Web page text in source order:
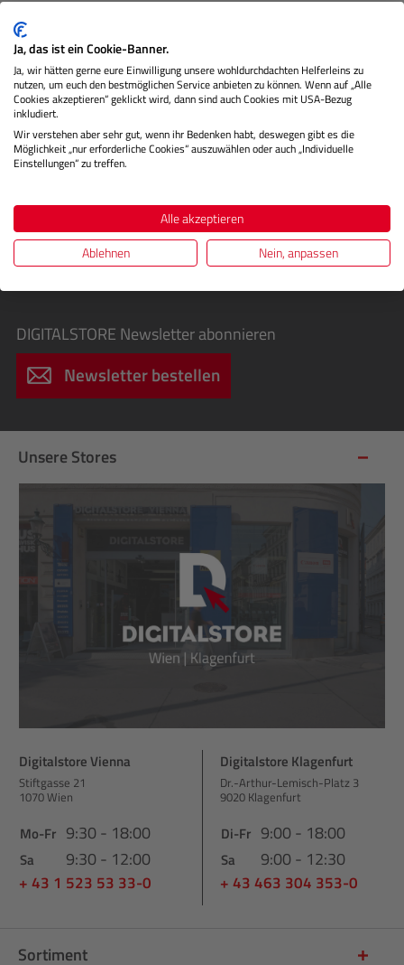
Sie erhalten von uns:
Sofortrabatte
Infos über spannende Fotografie-Workshops für
Einsteiger & Profis
DIGITALSTORE Newsletter abonnieren
Newsletter bestellen
Unsere Stores
Digitalstore Vienna
Stiftgasse 21
1070 Wien
Mo-Fr 9:30 - 18:00
Sa 9:30 - 12:00
+ 43 1 523 53 33-0
Digitalstore Klagenfurt
Dr.-Arthur-Lemisch-Platz 3
9020 Klagenfurt
Di-Fr 9:00 - 18:00
Sa 9:00 - 12:30
+ 43 463 304 353-0
Sortiment
Ja, das ist ein Cookie-Banner.
Ja, wir hätten gerne eure Einwilligung unsere wohldurchdachten Helferleins zu
nutzen, um euch den bestmöglichen Service anbieten zu können. Wenn auf „Alle
Cookies akzeptieren“ geklickt wird, dann sind auch Cookies mit USA-Bezug
inkludiert.
Wir verstehen aber sehr gut, wenn ihr Bedenken habt, deswegen gibt es die
Möglichkeit „nur erforderliche Cookies“ auszuwählen oder auch „Individuelle
Einstellungen“ zu treffen.
Alle akzeptieren
Ablehnen
Nein, anpassen